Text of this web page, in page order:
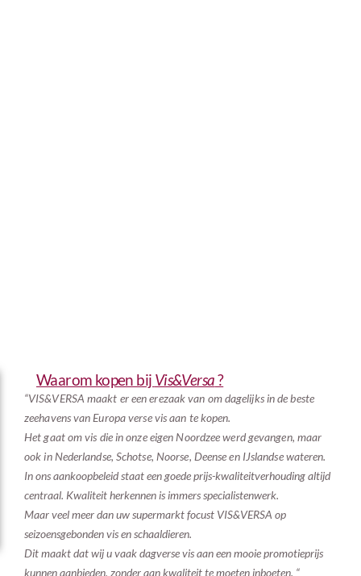
Waarom kopen bij Vis&Versa?
“VIS&VERSA maakt er een erezaak van om dagelijks in de beste
zeehavens van Europa verse vis aan te kopen.
Het gaat om vis die in onze eigen Noordzee werd gevangen, maar
ook in Nederlandse, Schotse, Noorse, Deense en IJslandse wateren.
In ons aankoopbeleid staat een goede prijs-kwaliteitverhouding altijd
centraal. Kwaliteit herkennen is immers specialistenwerk.
Maar veel meer dan uw supermarkt focust VIS&VERSA op
seizoensgebonden vis en schaaldieren.
Dit maakt dat wij u vaak dagverse vis aan een mooie promotieprijs
kunnen aanbieden, zonder aan kwaliteit te moeten inboeten. “